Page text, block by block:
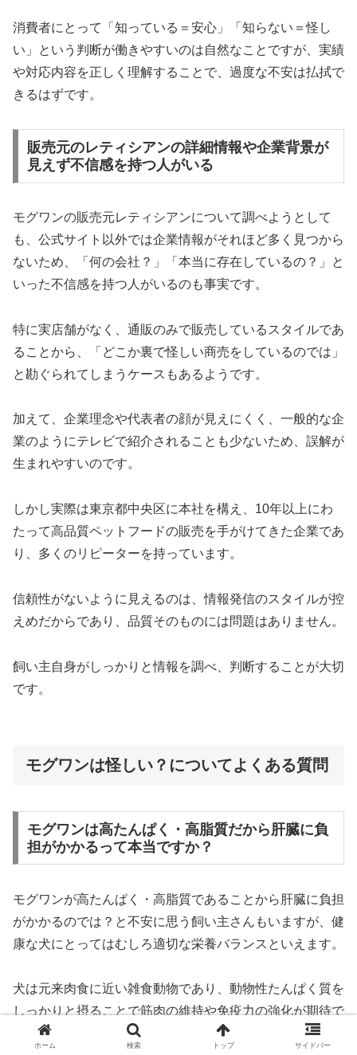
消費者にとって「知っている＝安心」「知らない＝怪し
い」という判断が働きやすいのは自然なことですが、実績
や対応内容を正しく理解することで、過度な不安は払拭で
きるはずです。
販売元のレティシアンの詳細情報や企業背景が
見えず不信感を持つ人がいる
モグワンの販売元レティシアンについて調べようとして
も、公式サイト以外では企業情報がそれほど多く見つから
ないため、「何の会社？」「本当に存在しているの？」と
いった不信感を持つ人がいるのも事実です。
特に実店舗がなく、通販のみで販売しているスタイルであ
ることから、「どこか裏で怪しい商売をしているのでは」
と勘ぐられてしまうケースもあるようです。
加えて、企業理念や代表者の顔が見えにくく、一般的な企
業のようにテレビで紹介されることも少ないため、誤解が
生まれやすいのです。
しかし実際は東京都中央区に本社を構え、10年以上にわ
たって高品質ペットフードの販売を手がけてきた企業であ
り、多くのリピーターを持っています。
信頼性がないように見えるのは、情報発信のスタイルが控
えめだからであり、品質そのものには問題はありません。
飼い主自身がしっかりと情報を調べ、判断することが大切
です。
モグワンは怪しい？についてよくある質問
モグワンは高たんぱく・高脂質だから肝臓に負
担がかかるって本当ですか？
モグワンが高たんぱく・高脂質であることから肝臓に負担
がかかるのでは？と不安に思う飼い主さんもいますが、健
康な犬にとってはむしろ適切な栄養バランスといえます。
犬は元来肉食に近い雑食動物であり、動物性たんぱく質を
しっかりと摂ることで筋肉の維持や免疫力の強化が期待で
きます。
ホーム 検索 トップ サイドバー